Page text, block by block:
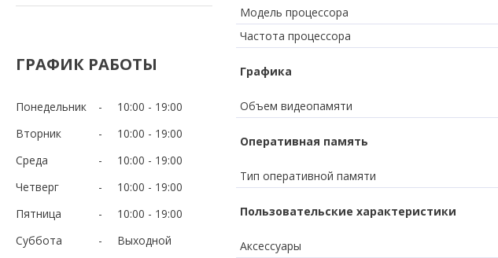
ГРАФИК РАБОТЫ
Понедельник 10:00
19:00
Вторник
10:00
19:00
Среда
10:00
19:00
Четверг
10:00
19:00
Пятница
10:00
19:00
Суббота
Выходной
Модель процессора
Частота процессора
Графика
Объем видеопамяти
Оперативная память
Тип оперативной памяти
Пользовательские характеристики
Аксессуары